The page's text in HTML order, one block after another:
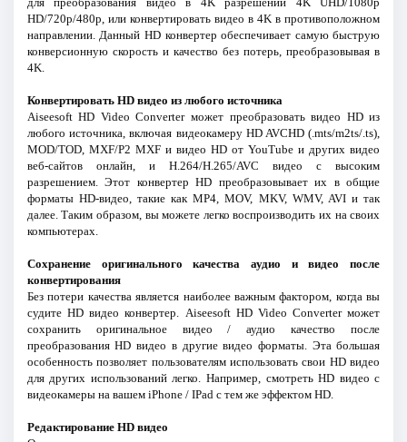
HD/720p/480p, или конвертировать видео в 4K в противоположном
направлении. Данный HD конвертер обеспечивает самую быструю
конверсионную скорость и качество без потерь, преобразовывая в
4K.
Конвертировать HD видео из любого источника
Aiseesoft HD Video Converter может преобразовать видео HD из
любого источника, включая видеокамеру HD AVCHD (.mts/m2ts/.ts),
MOD/TOD, MXF/P2 MXF и видео HD от YouTube и других видео
веб-сайтов онлайн, и H.264/H.265/AVC видео с высоким
разрешением. Этот конвертер HD преобразовывает их в общие
форматы HD-видео, такие как MP4, MOV, MKV, WMV, AVI и так
далее. Таким образом, вы можете легко воспроизводить их на своих
компьютерах.
Сохранение оригинального качества аудио и видео после
конвертирования
Без потери качества является наиболее важным фактором, когда вы
судите HD видео конвертер. Aiseesoft HD Video Converter может
сохранить оригинальное видео / аудио качество после
преобразования HD видео в другие видео форматы. Эта большая
особенность позволяет пользователям использовать свои HD видео
для других использований легко. Например, смотреть HD видео с
видеокамеры на вашем iPhone / IPad с тем же эффектом HD.
Редактирование HD видео